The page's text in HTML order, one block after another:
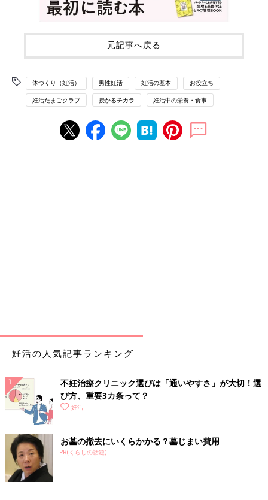
元記事へ戻る
体づくり（妊活） 男性妊活 妊活の基本 お役立ち
妊活たまごクラブ 授かるチカラ 妊活中の栄養・食事
妊活の人気記事ランキング
不妊治療クリニック選びは「通いやすさ」が大切！選
び方、重要3カ条って？
妊活
お墓の撤去にいくらかかる？墓じまい費用
PR(くらしの話題)